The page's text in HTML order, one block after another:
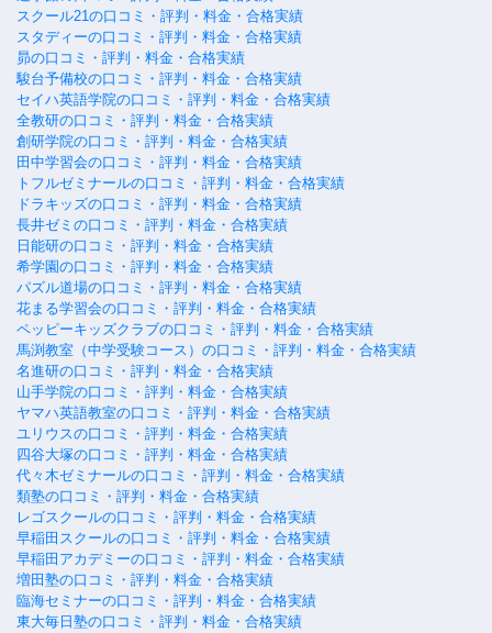
スクール21の口コミ・評判・料金・合格実績
スタディーの口コミ・評判・料金・合格実績
昴の口コミ・評判・料金・合格実績
駿台予備校の口コミ・評判・料金・合格実績
セイハ英語学院の口コミ・評判・料金・合格実績
全教研の口コミ・評判・料金・合格実績
創研学院の口コミ・評判・料金・合格実績
田中学習会の口コミ・評判・料金・合格実績
トフルゼミナールの口コミ・評判・料金・合格実績
ドラキッズの口コミ・評判・料金・合格実績
長井ゼミの口コミ・評判・料金・合格実績
日能研の口コミ・評判・料金・合格実績
希学園の口コミ・評判・料金・合格実績
パズル道場の口コミ・評判・料金・合格実績
花まる学習会の口コミ・評判・料金・合格実績
ペッピーキッズクラブの口コミ・評判・料金・合格実績
馬渕教室（中学受験コース）の口コミ・評判・料金・合格実績
名進研の口コミ・評判・料金・合格実績
山手学院の口コミ・評判・料金・合格実績
ヤマハ英語教室の口コミ・評判・料金・合格実績
ユリウスの口コミ・評判・料金・合格実績
四谷大塚の口コミ・評判・料金・合格実績
代々木ゼミナールの口コミ・評判・料金・合格実績
類塾の口コミ・評判・料金・合格実績
レゴスクールの口コミ・評判・料金・合格実績
早稲田スクールの口コミ・評判・料金・合格実績
早稲田アカデミーの口コミ・評判・料金・合格実績
増田塾の口コミ・評判・料金・合格実績
臨海セミナーの口コミ・評判・料金・合格実績
東大毎日塾の口コミ・評判・料金・合格実績